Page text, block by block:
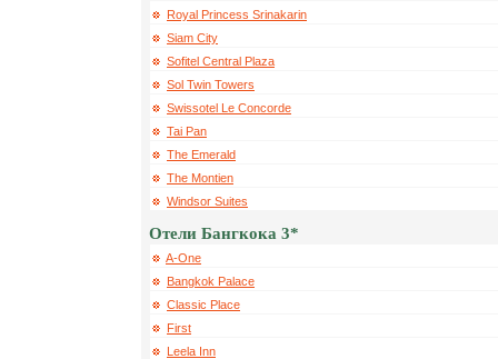
Royal Princess Srinakarin
Siam City
Sofitel Central Plaza
Sol Twin Towers
Swissotel Le Concorde
Tai Pan
The Emerald
The Montien
Windsor Suites
Отели Бангкока 3*
A-One
Bangkok Palace
Classic Place
First
Leela Inn